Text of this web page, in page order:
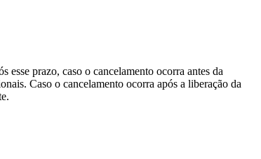
esse prazo, caso o cancelamento ocorra antes da
Caso o cancelamento ocorra após a liberação da